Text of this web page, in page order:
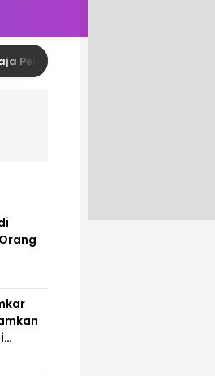
Pelajar di Polman Diringkus